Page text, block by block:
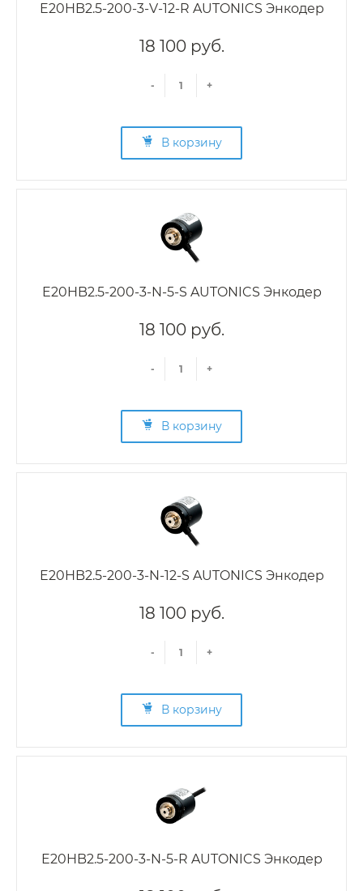
E20HB2.5-200-3-V-12-R AUTONICS Энкодер
18 100 руб.
- +
В корзину
E20HB2.5-200-3-N-5-S AUTONICS Энкодер
18 100 руб.
- +
В корзину
E20HB2.5-200-3-N-12-S AUTONICS Энкодер
18 100 руб.
- +
В корзину
E20HB2.5-200-3-N-5-R AUTONICS Энкодер